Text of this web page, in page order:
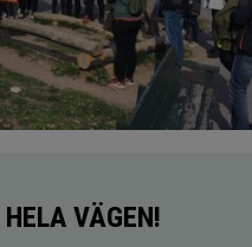
VÄGEN!